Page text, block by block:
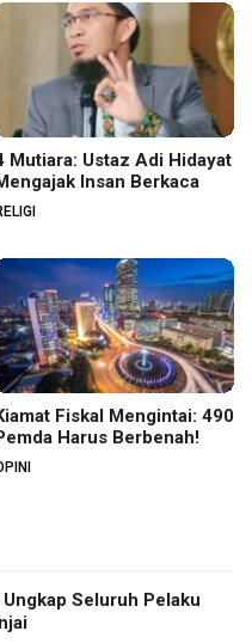
Mutiara: Ustaz Adi Hidayat
Insan Berkaca
Fiskal Mengintai: 490
Harus Berbenah!
Seluruh Pelaku